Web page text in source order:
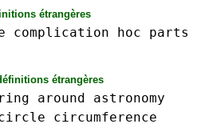
étrangères
complication hoc
parts
étrangères
around
astronomy
circumference